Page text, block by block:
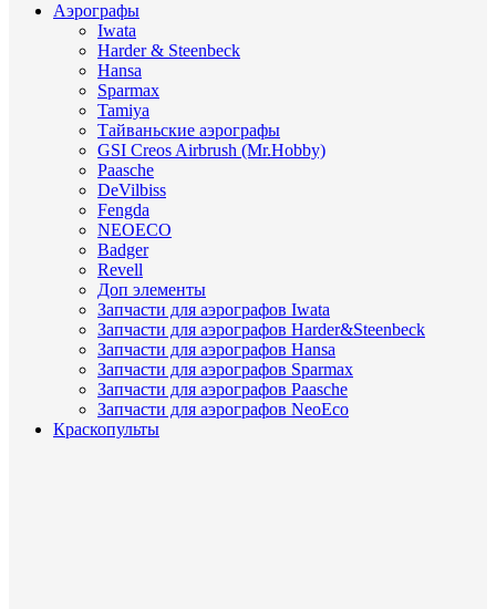
Аэрографы
Iwata
Harder & Steenbeck
Hansa
Sparmax
Tamiya
Тайваньские аэрографы
GSI Creos Airbrush (Mr.Hobby)
Paasche
DeVilbiss
Fengda
NEOECO
Badger
Revell
Доп элементы
Запчасти для аэрографов Iwata
Запчасти для аэрографов Harder&Steenbeck
Запчасти для аэрографов Hansa
Запчасти для аэрографов Sparmax
Запчасти для аэрографов Paasche
Запчасти для аэрографов NeoEco
Краскопульты